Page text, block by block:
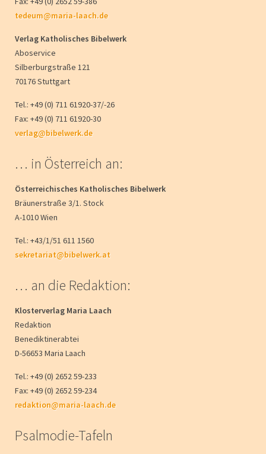
tedeum@maria-laach.de
Verlag Katholisches Bibelwerk
Aboservice
Silberburgstraße 121
70176 Stuttgart
Tel.: +49 (0) 711 61920-37/-26
Fax: +49 (0) 711 61920-30
verlag@bibelwerk.de
… in Österreich an:
Österreichisches Katholisches Bibelwerk
Bräunerstraße 3/1. Stock
A-1010 Wien
Tel.: +43/1/51 611 1560
sekretariat@bibelwerk.at
… an die Redaktion:
Klosterverlag Maria Laach
Redaktion
Benediktinerabtei
D-56653 Maria Laach
Tel.: +49 (0) 2652 59-233
Fax: +49 (0) 2652 59-234
redaktion@maria-laach.de
Psalmodie-Tafeln